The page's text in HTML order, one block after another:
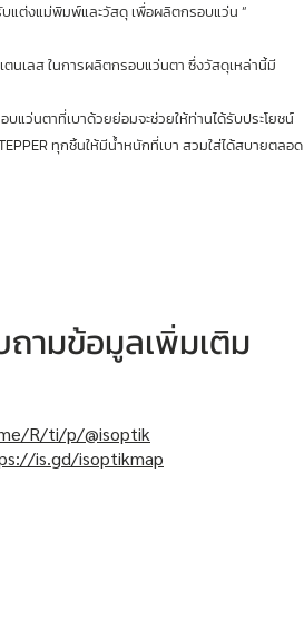
บแต่งแม่พิมพ์และวัสดุ เพื่อผลิตกรอบแว่น “
เตนเลส ในการผลิตกรอบแว่นตา ซึ่งวัสดุเหล่านี้มี
บแว่นตาที่เบาด้วยย่อมจะช่วยให้ท่านได้รับประโยชน์
ทุกชิ้นให้มีน้ำหนักที่เบา สวมใส่ได้สบายตลอด
ามข้อมูลเพิ่มเติม
R/ti/p/@isoptik
is.gd/isoptikmap